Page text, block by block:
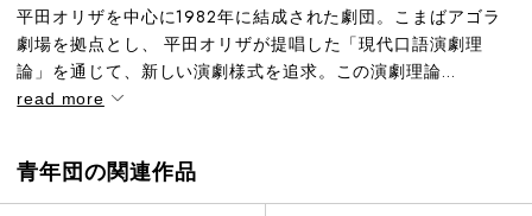
平田オリザを中心に1982年に結成された劇団。こまばアゴラ
劇場を拠点とし、 平田オリザが提唱した「現代口語演劇理
論」を通じて、新しい演劇様式を追求。この演劇理論...
read more
青年団の関連作品